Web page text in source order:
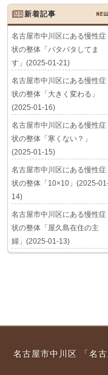
新着記事
名古屋市中川区にある慢性症
状の整体「バタバタしてま
す」(2025-01-21)
名古屋市中川区にある慢性症
状の整体「大きく変わる」
(2025-01-16)
名古屋市中川区にある慢性症
状の整体「寒くない？」
(2025-01-15)
名古屋市中川区にある慢性症
状の整体「10×10」(2025-
14)
名古屋市中川区にある慢性症
状の整体「屋久島在住の主
婦」(2025-01-13)
名古屋市中川区 「名古